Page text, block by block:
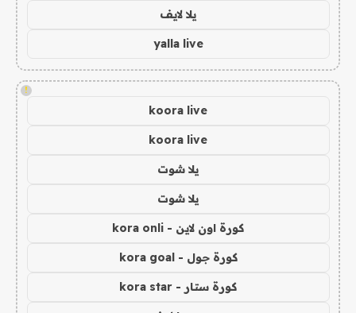
يلا لايف
yalla live
!
koora live
koora live
يلا شوت
يلا شوت
كورة اون لاين - kora onli
كورة جول - kora goal
كورة ستار - kora star